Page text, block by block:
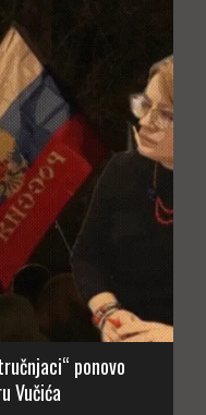
ponovo
Vučića